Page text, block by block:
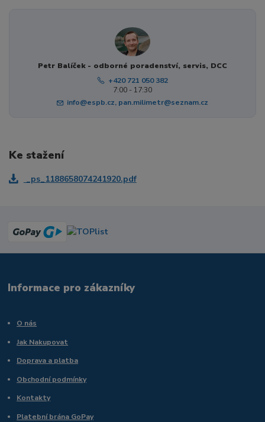
Petr Balíček - odborné poradenství, servis, DCC
+420 721 050 382
7:00 - 17:30
info@espb.cz, pan.milimetr@seznam.cz
Ke stažení
_ps_1188658074241920.pdf
Informace pro zákazníky
O nás
Jak Nakupovat
Doprava a platba
Obchodní podmínky
Kontakty
Platební brána GoPay